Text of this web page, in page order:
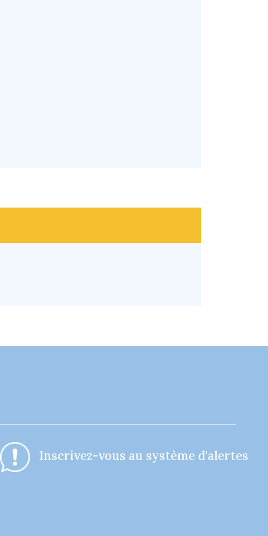
Inscrivez-vous au système d'alertes